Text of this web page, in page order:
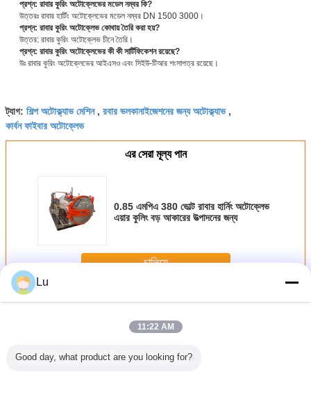
প্রশ্ন: রাবার কুরিং অটোক্লেভের মডেল নম্বর কি?
উত্তরঃ রাবার হার্টিং অটোক্লেভের মডেল নম্বর DN 1500 3000।
প্রশ্ন: রাবার কুরিং অটোক্লেভ কোথায় তৈরি করা হয়?
উত্তর: রাবার কুরিং অটোক্লেভ চীনে তৈরি।
প্রশ্ন: রাবার কুরিং অটোক্লেভের কী কী সার্টিফিকেশন রয়েছে?
উঃ রাবার কুরিং অটোক্লেভের আইএসও এবং সিইউ-টিআর শংসাপত্র রয়েছে।
ট্যাগ: শিল্প অটোক্ল্যাভ মেশিন, রবার ভলকানাইজেশনের জন্য অটোক্ল্যাভ,
কার্বন ফাইবার অটোক্লেভ
এর সেরা মূল্য পান
0.85 এমপিএ 380 ভোল্ট রাবার হার্নিং অটোক্লেভ
এয়ার কুলিং বড় আকারের উত্পাদনের জন্য
চালিয়ে
অধিকরাবার হার্নিং অটোক্লেভ
Lu
11:22 AM
Good day, what product are you looking for?